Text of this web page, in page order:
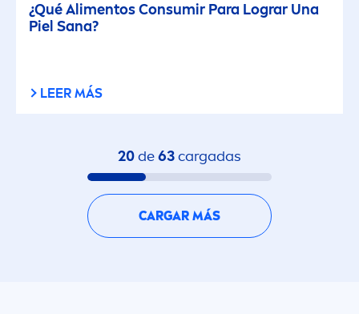
¿Qué Alimentos Consumir Para Lograr Una
Piel Sana?
LEER MÁS
20de63cargadas
CARGAR MÁS